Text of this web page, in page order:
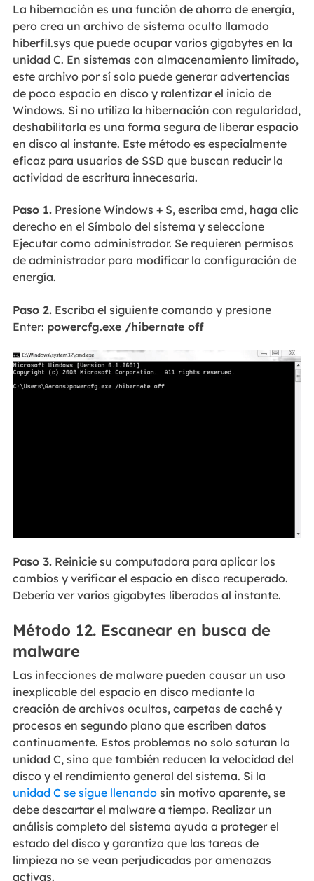
La hibernación es una función de ahorro de energía,
pero crea un archivo de sistema oculto llamado
hiberfil.sys que puede ocupar varios gigabytes en la
unidad C. En sistemas con almacenamiento limitado,
este archivo por sí solo puede generar advertencias
de poco espacio en disco y ralentizar el inicio de
Windows. Si no utiliza la hibernación con regularidad,
deshabilitarla es una forma segura de liberar espacio
en disco al instante. Este método es especialmente
eficaz para usuarios de SSD que buscan reducir la
actividad de escritura innecesaria.
Paso 1.Presione Windows + S, escriba cmd, haga clic
derecho en el Símbolo del sistema y seleccione
Ejecutar como administrador. Se requieren permisos
de administrador para modificar la configuración de
energía.
Paso 2.Escriba el siguiente comando y presione
Enter: powercfg.exe /hibernate off
Paso 3.Reinicie su computadora para aplicar los
cambios y verificar el espacio en disco recuperado.
Debería ver varios gigabytes liberados al instante.
Método 12. Escanear en busca de
malware
Las infecciones de malware pueden causar un uso
inexplicable del espacio en disco mediante la
creación de archivos ocultos, carpetas de caché y
procesos en segundo plano que escriben datos
continuamente. Estos problemas no solo saturan la
unidad C, sino que también reducen la velocidad del
disco y el rendimiento general del sistema. Si la
unidad C se sigue llenandosin motivo aparente, se
debe descartar el malware a tiempo. Realizar un
análisis completo del sistema ayuda a proteger el
estado del disco y garantiza que las tareas de
limpieza no se vean perjudicadas por amenazas
activas.